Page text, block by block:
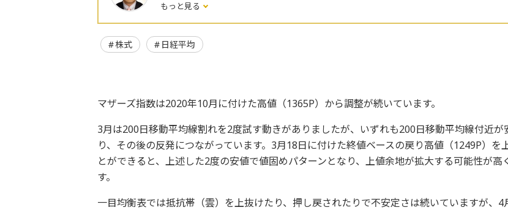
もっと見る
株式 日経平均
マザーズ指数は2020年10月に付けた高値（1365P）から調整が続いています。
3月は200日移動平均線割れを2度試す動きがありましたが、いずれも200日移動平均線付近が
り、その後の反発につながっています。3月18日に付けた終値ベースの戻り高値（1249P）を
とができると、上述した2度の安値で値固めパターンとなり、上値余地が拡大する可能性が高
す。
一目均衡表では抵抗帯（雲）を上抜けたり、押し戻されたりで不安定さは続いていますが、4